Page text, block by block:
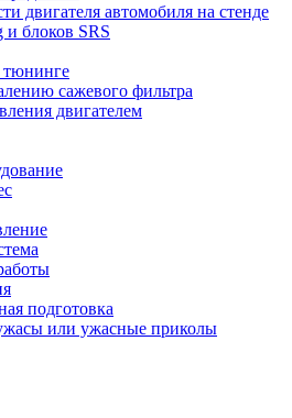
двигателя автомобиля на стенде
блоков SRS
сажевого фильтра
двигателем
подготовка
или ужасные приколы